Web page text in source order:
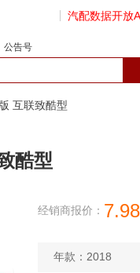
汽配数据开放
公告号
互联致酷型
酷型
经销商报价：
年款：2018